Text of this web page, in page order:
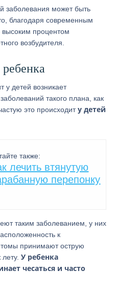
заболевания может быть
благодаря современным
высоким процентом
возбудителя.
у детей возникает
такого плана, как
это происходиту детей
также:
лечить втянутую
перепонку
таким заболеванием, у них
к
принимают острую
лету.У ребенка
чесаться и часто